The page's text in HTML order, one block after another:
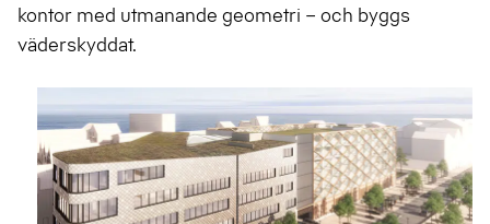
kontor med utmanande geometri – och byggs
väderskyddat.